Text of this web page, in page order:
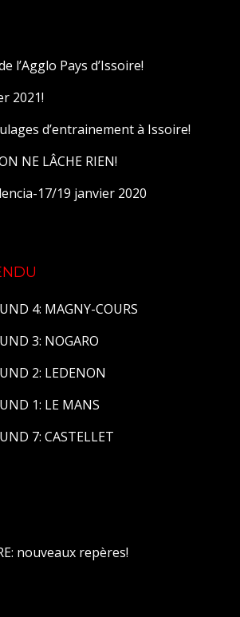
l’Agglo Pays d’Issoire!
2021!
d’entrainement à Issoire!
NE LÂCHE RIEN!
17/19 janvier 2020
4: MAGNY-COURS
3: NOGARO
2: LEDENON
1: LE MANS
7: CASTELLET
nouveaux repères!